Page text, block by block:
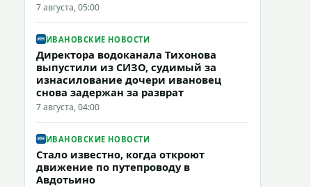
7 августа, 05:00
ИВАНОВСКИЕ НОВОСТИ
Директора водоканала Тихонова
выпустили из СИЗО, судимый за
изнасилование дочери ивановец
снова задержан за разврат
7 августа, 04:00
ИВАНОВСКИЕ НОВОСТИ
Стало известно, когда откроют
движение по путепроводу в
Авдотьино